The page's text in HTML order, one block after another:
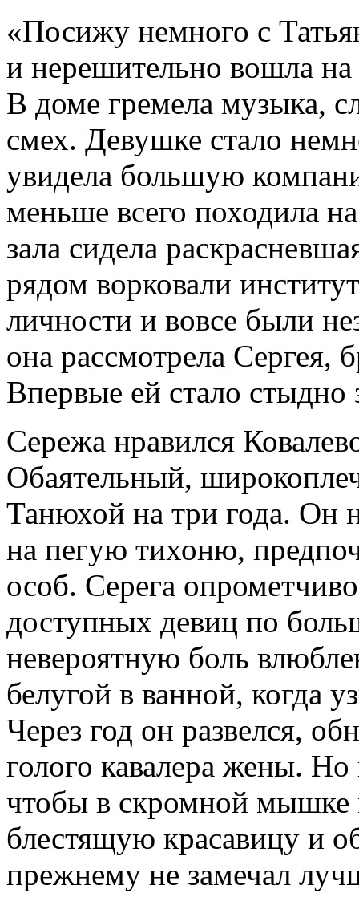
«Посижу немного с
и нерешительно вошла
В доме гремела музыка,
смех. Девушке стало
увидела большую
меньше всего походила
зала сидела
рядом ворковали
личности и вовсе были
она рассмотрела Сергея,
Впервые ей стало стыдно
Сережа нравился
Обаятельный,
Танюхой на три года. Он
на пегую тихоню,
особ. Серега
доступных девиц по
невероятную боль
белугой в ванной, когда
Через год он развелся,
голого кавалера жены. Но
чтобы в скромной мышке
блестящую красавицу и
прежнему не замечал